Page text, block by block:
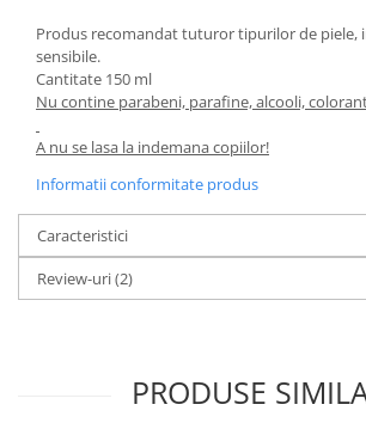
Produs recomandat tuturor tipurilor de piele,
sensibile.
Cantitate 150 ml
Nu contine parabeni, parafine, alcooli,
A nu se lasa la indemana copiilor!
Informatii conformitate produs
Caracteristici
Review-uri(2)
PRODUSE